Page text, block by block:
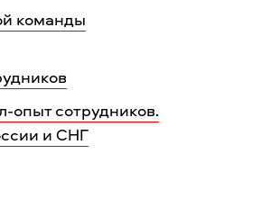
команды
опыт сотрудников.
и СНГ